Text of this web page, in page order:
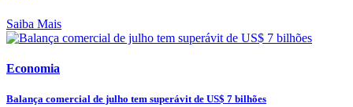
Saiba Mais
Economia
Balança comercial de julho tem superávit de US$ 7 bilhões